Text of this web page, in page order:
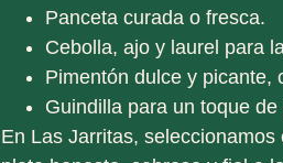
Panceta curada o fresca.
Cebolla, ajo y laurel para
Pimentón dulce y picante,
Guindilla para un toque
En Las Jarritas, seleccionamos